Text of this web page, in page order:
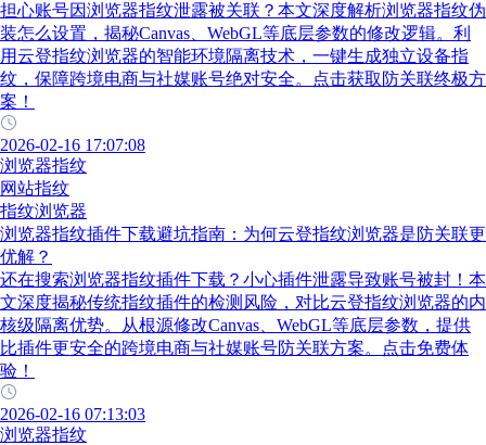
担心账号因浏览器指纹泄露被关联？本文深度解析浏览器指纹伪
装怎么设置，揭秘Canvas、WebGL等底层参数的修改逻辑。利
用云登指纹浏览器的智能环境隔离技术，一键生成独立设备指
纹，保障跨境电商与社媒账号绝对安全。点击获取防关联终极方
案！
2026-02-16 17:07:08
浏览器指纹
网站指纹
指纹浏览器
浏览器指纹插件下载避坑指南：为何云登指纹浏览器是防关联更
优解？
还在搜索浏览器指纹插件下载？小心插件泄露导致账号被封！本
文深度揭秘传统指纹插件的检测风险，对比云登指纹浏览器的内
核级隔离优势。从根源修改Canvas、WebGL等底层参数，提供
比插件更安全的跨境电商与社媒账号防关联方案。点击免费体
验！
2026-02-16 07:13:03
浏览器指纹